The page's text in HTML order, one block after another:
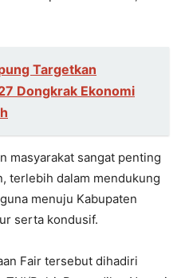
Targetkan
Dongkrak Ekonomi
masyarakat sangat penting
terlebih dalam mendukung
menuju Kabupaten
serta kondusif.
Fair tersebut dihadiri